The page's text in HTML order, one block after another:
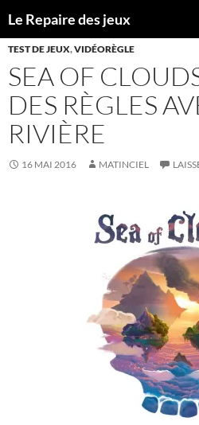
Le Repaire des jeux
AU
CONTENU
TEST DE JEUX,VIDÉORÈGLE
SEA OF
DES RÈGLES
RIVIÈRE
16 MAI 2016 MATINCIEL